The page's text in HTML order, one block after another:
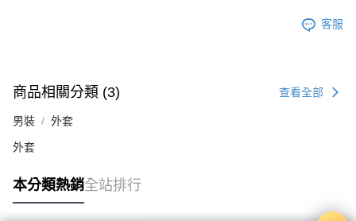
客服
商品相關分類 (3) 查看全部
男裝 外套
外套
本分類熱銷全站排行